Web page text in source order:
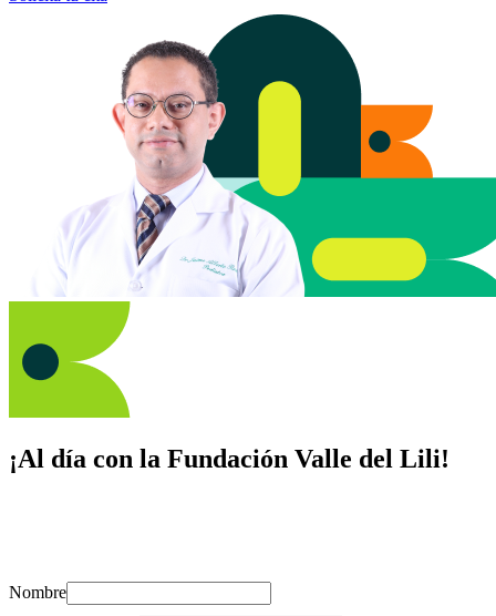
¡Al día con la Fundación Valle del Lili!
Nombre